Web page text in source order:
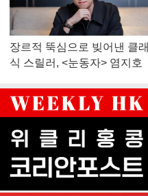
장르적 뚝심으로 빚어낸 클래
식 스릴러, <눈동자> 염지호